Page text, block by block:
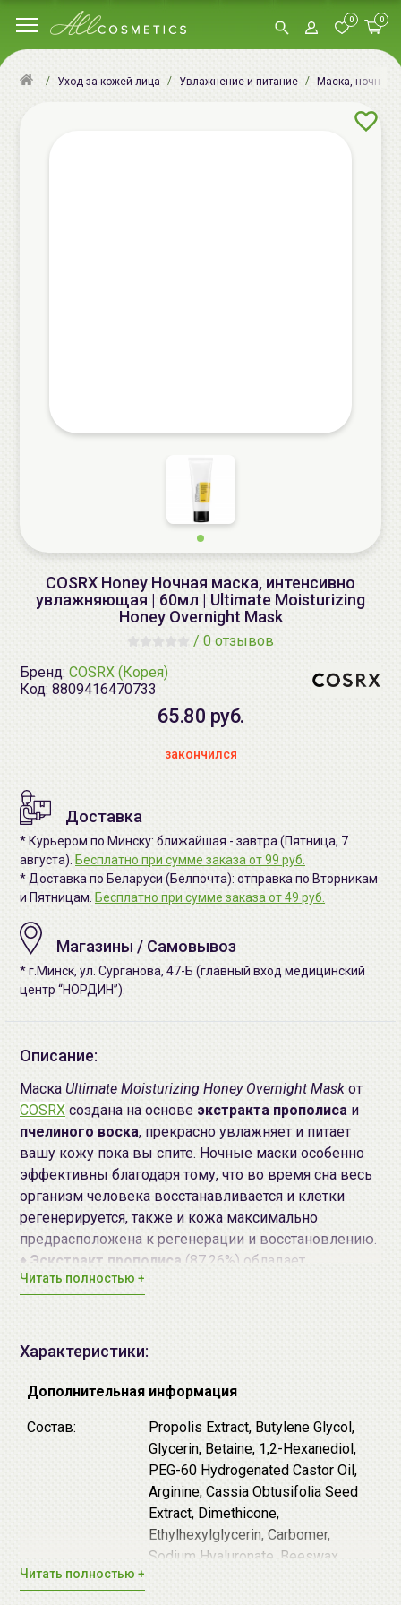
0 0
Уход за кожей лица Увлажнение и питание Маска, ночная
COSRX Honey Ночная маска, интенсивно
увлажняющая | 60мл | Ultimate Moisturizing
Honey Overnight Mask
/ 0 отзывов
Бренд: COSRX (Корея)
Код: 8809416470733
65.80 руб.
закончился
Доставка
* Курьером по Минску: ближайшая - завтра (Пятница, 7
августа). Бесплатно при сумме заказа от 99 руб.
* Доставка по Беларуси (Белпочта): отправка по Вторникам
и Пятницам. Бесплатно при сумме заказа от 49 руб.
Магазины / Самовывоз
* г.Минск, ул. Сурганова, 47-Б (главный вход медицинский
центр “НОРДИН”).
Описание:
Маска Ultimate Moisturizing Honey Overnight Mask от
COSRX создана на основе экстракта прополиса и
пчелиного воска, прекрасно увлажняет и питает
вашу кожу пока вы спите. Ночные маски особенно
эффективны благодаря тому, что во время сна весь
организм человека восстанавливается и клетки
регенерируется, также и кожа максимально
предрасположена к регенерации и восстановлению.
♦ Эскстракт прополиса (87.26%) обладает
прекрасными заживляющими, регенерирующими,
эластичности и тургора кожи.
увлажнитель, способен поддерживать оптимальный
великолепными антибактериальными,
противовоспалительными и заживляющими
свойствами, смягчает и питает, защищает кожу от
преждевременного старения и вредного
воздействия окружающей среды.
гиалуроновую кислоту, которая
является одним из самых известных увлажняющий
компонентов, способна проникать в более глубокие
Читать полностью +
Характеристики:
Дополнительная информация
Состав:
Propolis Extract, Butylene Glycol,
Glycerin, Betaine, 1,2-Hexanediol,
PEG-60 Hydrogenated Castor Oil,
Arginine, Cassia Obtusifolia Seed
Extract, Dimethicone,
Ethylhexylglycerin, Carbomer,
Sodium Hyaluronate, Beeswax,
Читать полностью +